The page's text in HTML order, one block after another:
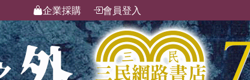
企業採購 會員登入